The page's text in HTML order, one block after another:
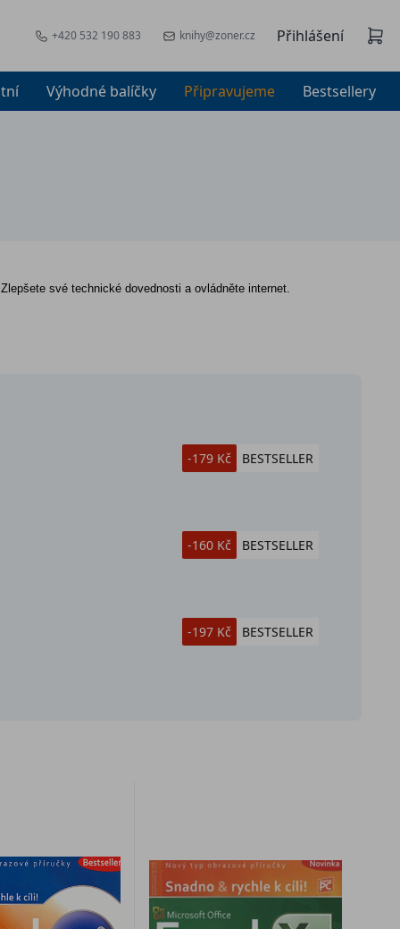
+420 532 190 883 knihy@zoner.cz Přihlášení
Výhodné balíčky Připravujeme Bestsellery
své technické dovednosti a ovládněte internet.
-179 Kč BESTSELLER
-160 Kč BESTSELLER
-197 Kč BESTSELLER